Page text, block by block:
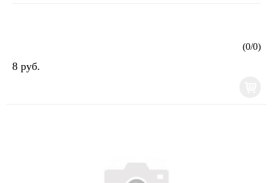
(0/0)
8 руб.